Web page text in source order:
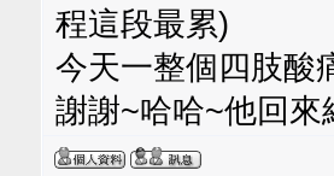
程這段最累)
今天一整個四肢酸
謝謝~哈哈~他回來